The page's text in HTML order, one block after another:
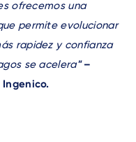
ofrecemos una
permite evolucionar
rapidez y confianza
se acelera"–
Ingenico.